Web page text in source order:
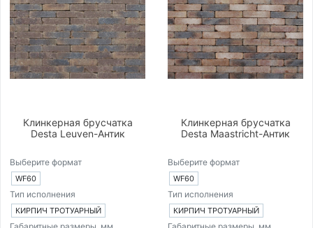
Клинкерная брусчатка
Desta Leuven-Антик
Выберите формат
WF60
Тип исполнения
КИРПИЧ ТРОТУАРНЫЙ
Клинкерная брусчатка
Desta Maastricht-Антик
Выберите формат
WF60
Тип исполнения
КИРПИЧ ТРОТУАРНЫЙ